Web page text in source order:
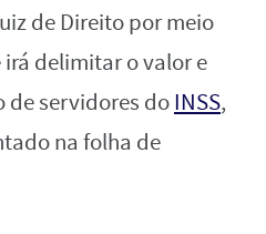
de Direito por meio
delimitar o valor e
de servidores doINSS,
na folha de